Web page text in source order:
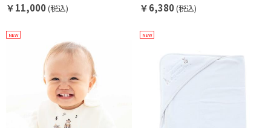
￥11,000(税込) ￥6,380(税込)
NEW NEW